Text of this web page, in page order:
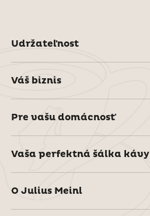
Udržateľnost
Váš biznis
Pre vašu domácnosť
Vaša perfektná šálka kávy
O Julius Meinl